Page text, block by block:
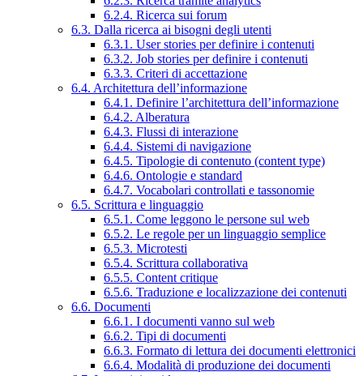
6.2.4. Ricerca sui forum
6.3. Dalla ricerca ai bisogni degli utenti
6.3.1. User stories per definire i contenuti
6.3.2. Job stories per definire i contenuti
6.3.3. Criteri di accettazione
6.4. Architettura dell’informazione
6.4.1. Definire l’architettura dell’informazione
6.4.2. Alberatura
6.4.3. Flussi di interazione
6.4.4. Sistemi di navigazione
6.4.5. Tipologie di contenuto (content type)
6.4.6. Ontologie e standard
6.4.7. Vocabolari controllati e tassonomie
6.5. Scrittura e linguaggio
6.5.1. Come leggono le persone sul web
6.5.2. Le regole per un linguaggio semplice
6.5.3. Microtesti
6.5.4. Scrittura collaborativa
6.5.5. Content critique
6.5.6. Traduzione e localizzazione dei contenuti
6.6. Documenti
6.6.1. I documenti vanno sul web
6.6.2. Tipi di documenti
6.6.3. Formato di lettura dei documenti elettronici
6.6.4. Modalità di produzione dei documenti